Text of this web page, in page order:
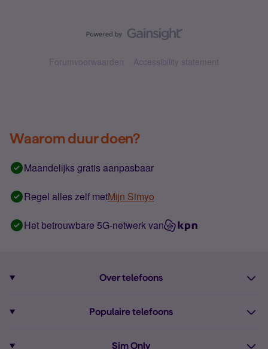
Forumvoorwaarden Accessibility statement
Waarom duur doen?
Maandelijks gratis aanpasbaar
Regel alles zelf metMijn Simyo
Het betrouwbare 5G-netwerk van
Over telefoons
Populaire telefoons
Sim Only